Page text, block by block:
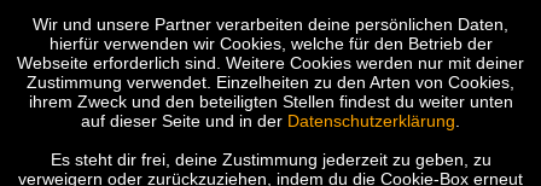
Wir und unsere Partner verarbeiten deine persönlichen Daten,
hierfür verwenden wir Cookies, welche für den Betrieb der
Webseite erforderlich sind. Weitere Cookies werden nur mit deiner
Zustimmung verwendet. Einzelheiten zu den Arten von Cookies,
ihrem Zweck und den beteiligten Stellen findest du weiter unten
auf dieser Seite und in der Datenschutzerklärung
Es steht dir frei, deine Zustimmung jederzeit zu geben, zu
verweigern oder zurückzuziehen, indem du die Cookie-Box erneut